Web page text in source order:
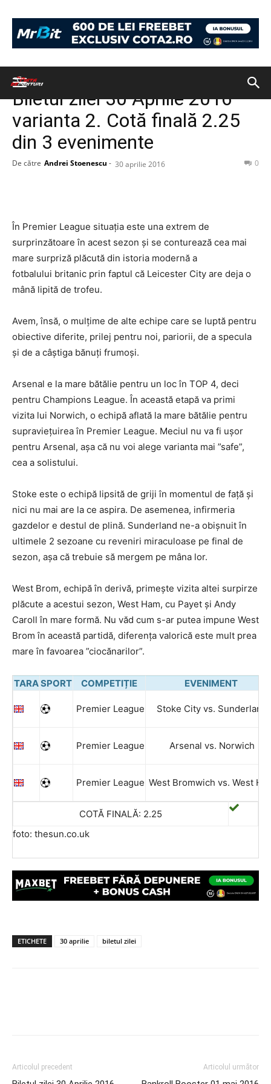
BILETUL ZILEI
Biletul zilei 30 Aprilie 2016
varianta 2. Cotă finală 2.25
din 3 evenimente
De către Andrei Stoenescu - 30 aprilie 2016 0
În Premier League situația este una extrem de
surprinzătoare în acest sezon și se conturează cea mai
mare surpriză plăcută din istoria modernă a
fotbalului britanic prin faptul că Leicester City are deja o
mână lipită de trofeu.
Avem, însă, o mulțime de alte echipe care se luptă pentru
obiective diferite, prilej pentru noi, pariorii, de a specula
și de a câștiga bănuți frumoși.
Arsenal e la mare bătălie pentru un loc în TOP 4, deci
pentru Champions League. În această etapă va primi
vizita lui Norwich, o echipă aflată la mare bătălie pentru
supraviețuirea în Premier League. Meciul nu va fi ușor
pentru Arsenal, așa că nu voi alege varianta mai ”safe”,
cea a solistului.
Stoke este o echipă lipsită de griji în momentul de față și
nici nu mai are la ce aspira. De asemenea, infirmeria
gazdelor e destul de plină. Sunderland ne-a obișnuit în
ultimele 2 sezoane cu reveniri miraculoase pe final de
sezon, așa că trebuie să mergem pe mâna lor.
West Brom, echipă în derivă, primește vizita altei surpirze
plăcute a acestui sezon, West Ham, cu Payet și Andy
Caroll în mare formă. Nu văd cum s-ar putea impune West
Brom în această partidă, diferența valorică este mult prea
mare în favoarea ”ciocănarilor”.
TARASPORT COMPETIȚIE EVENIMENT
Premier League Stoke City vs. Sunderland
Premier League Arsenal vs. Norwich
Premier League West Bromwich vs. West
COTĂ FINALĂ: 2.25
foto: thesun.co.uk
ETICHETE 30 aprilie biletul zilei
Articolul precedent Articolul următor